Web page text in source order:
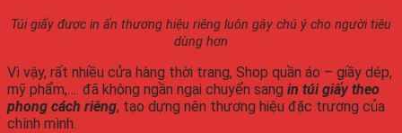
Túi giấy được in ấn thương hiệu riêng luôn gây chú ý cho người tiêu
dùng hơn
Vì vậy, rất nhiều cửa hàng thời trang, Shop quần áo – giầy dép,
mỹ phẩm,…. đã không ngần ngại chuyển sang in túi giấy theo
phong cách riêng, tạo dựng nên thương hiệu đặc trương của
chính mình.